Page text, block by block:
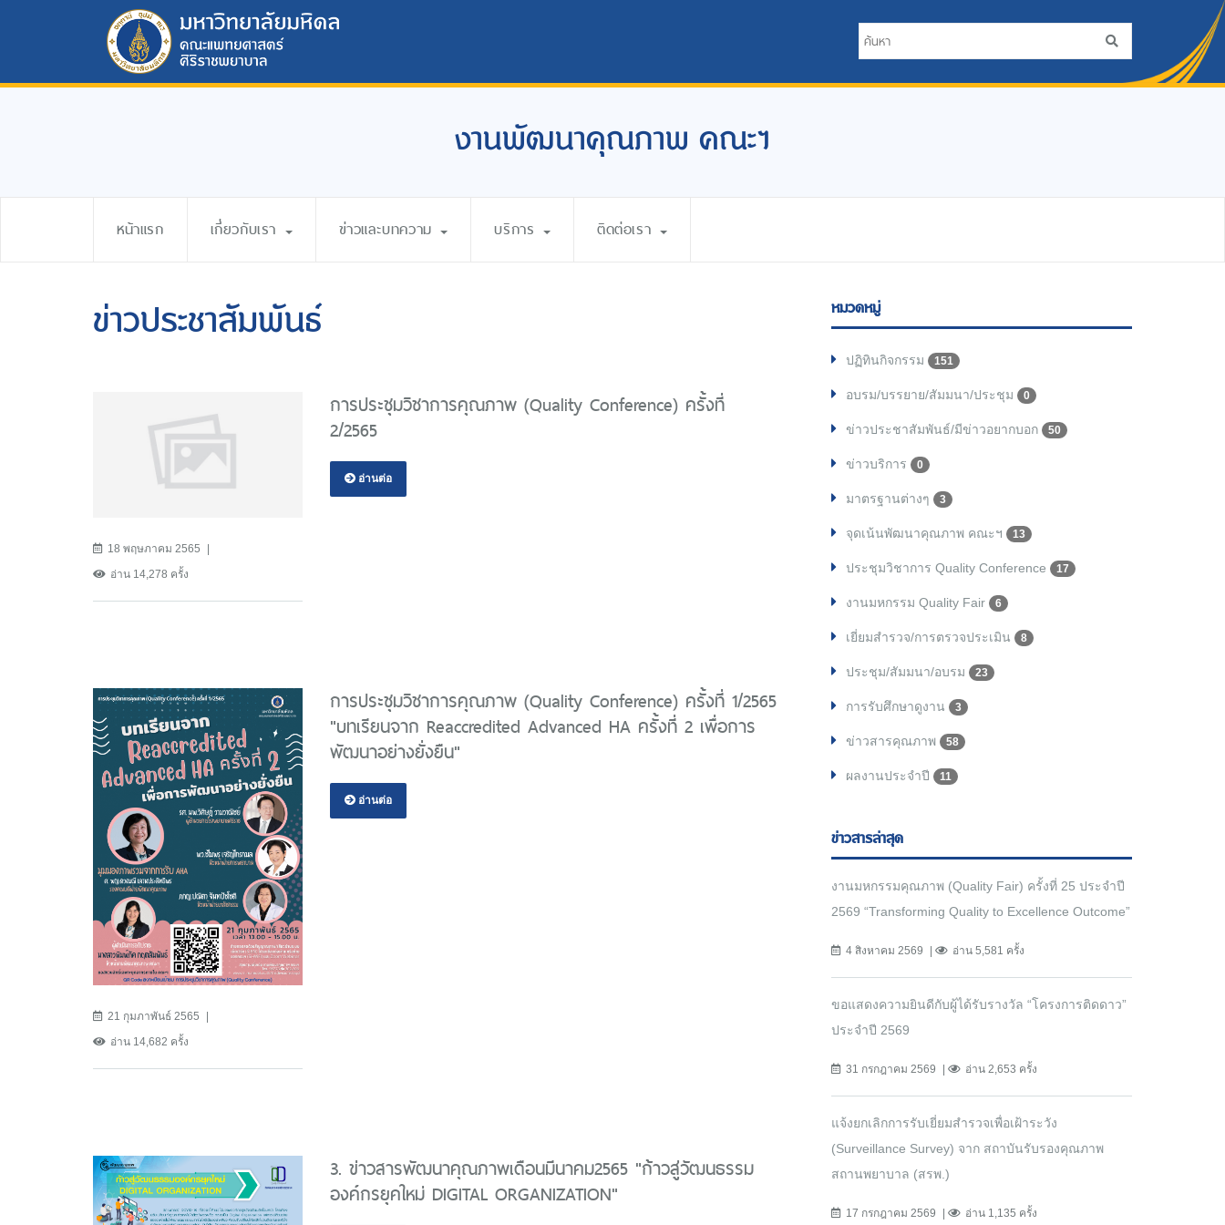
งานพัฒนาคุณภาพ คณะฯ
หน้าแรก เกี่ยวกับเรา ข่าวและบทความ บริการ ติดต่อเรา
ข่าวประชาสัมพันธ์
18 พฤษภาคม 2565
อ่าน 14,278 ครั้ง
การประชุมวิชาการคุณภาพ (Quality Conference) ครั้งที่
2/2565
อ่านต่อ
21 กุมภาพันธ์ 2565
อ่าน 14,682 ครั้ง
การประชุมวิชาการคุณภาพ (Quality Conference) ครั้งที่ 1/2565
"บทเรียนจาก Reaccredited Advanced HA ครั้งที่ 2 เพื่อการ
พัฒนาอย่างยั่งยืน"
อ่านต่อ
3. ข่าวสารพัฒนาคุณภาพเดือนมีนาคม2565 "ก้าวสู่วัฒนธรรม
องค์กรยุคใหม่ DIGITAL ORGANIZATION"
หมวดหมู่
ปฏิทินกิจกรรม 151
อบรม/บรรยาย/สัมมนา/ประชุม 0
ข่าวประชาสัมพันธ์/มีข่าวอยากบอก 50
ข่าวบริการ 0
มาตรฐานต่างๆ 3
จุดเน้นพัฒนาคุณภาพ คณะฯ 13
ประชุมวิชาการ Quality Conference 17
งานมหกรรม Quality Fair 6
เยี่ยมสำรวจ/การตรวจประเมิน 8
ประชุม/สัมมนา/อบรม 23
การรับศึกษาดูงาน 3
ข่าวสารคุณภาพ 58
ผลงานประจำปี 11
ข่าวสารล่าสุด
งานมหกรรมคุณภาพ (Quality Fair) ครั้งที่ 25 ประจำปี
2569 “Transforming Quality to Excellence Outcome”
4 สิงหาคม 2569 อ่าน 5,581 ครั้ง
ขอแสดงความยินดีกับผู้ได้รับรางวัล “โครงการติดดาว”
ประจำปี 2569
31 กรกฎาคม 2569 อ่าน 2,653 ครั้ง
แจ้งยกเลิกการรับเยี่ยมสำรวจเพื่อเฝ้าระวัง
(Surveillance Survey) จาก สถาบันรับรองคุณภาพ
สถานพยาบาล (สรพ.)
17 กรกฎาคม 2569 อ่าน 1,135 ครั้ง